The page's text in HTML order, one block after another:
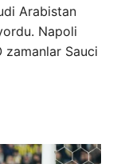
Arabistan
Napoli
zamanlar Sauci